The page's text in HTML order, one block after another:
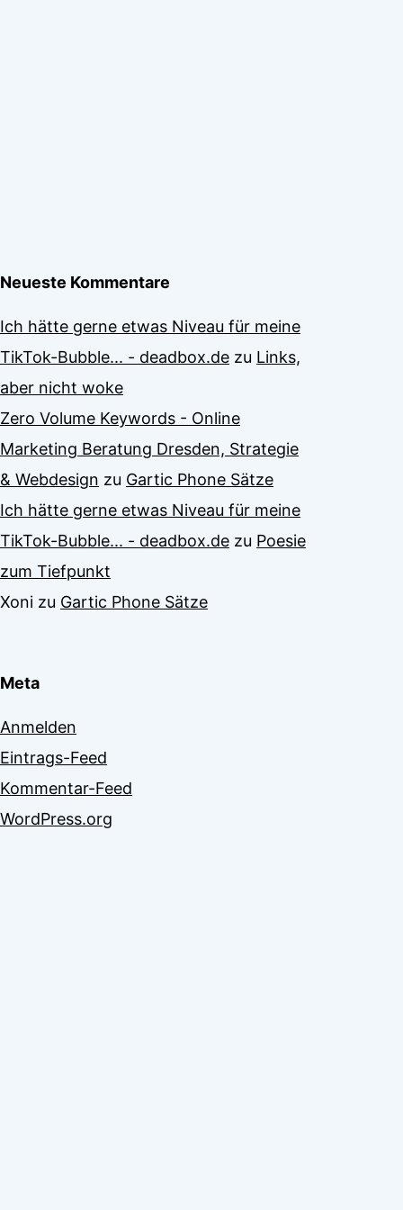
Neueste Kommentare
Ich hätte gerne etwas Niveau für meine
TikTok-Bubble... - deadbox.de zu Links,
aber nicht woke
Zero Volume Keywords - Online
Marketing Beratung Dresden, Strategie
& Webdesign zu Gartic Phone Sätze
Ich hätte gerne etwas Niveau für meine
TikTok-Bubble... - deadbox.de zu Poesie
zum Tiefpunkt
Xoni zu Gartic Phone Sätze
Meta
Anmelden
Eintrags-Feed
Kommentar-Feed
WordPress.org